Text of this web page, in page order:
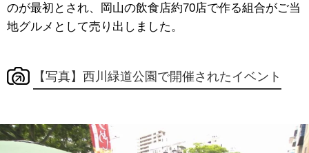
のが最初とされ、岡山の飲食店約70店で作る組合がご当
地グルメとして売り出しました。
【写真】西川緑道公園で開催されたイベント